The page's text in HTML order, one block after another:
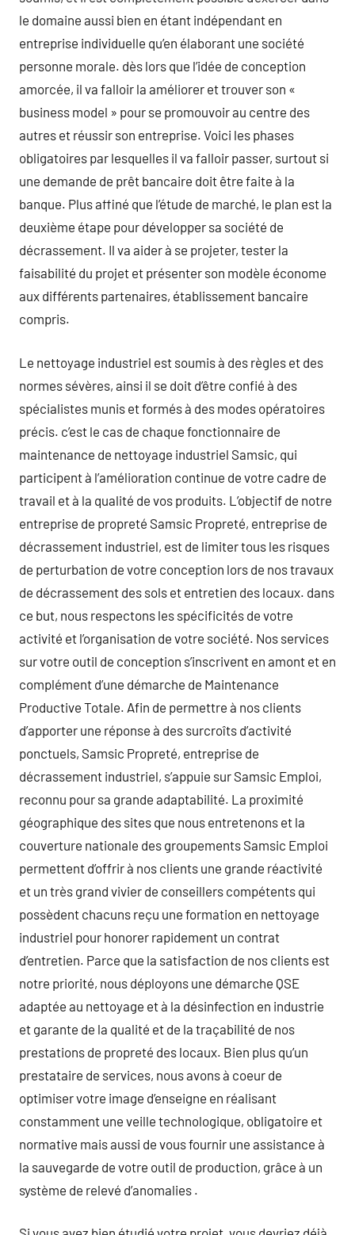
le domaine aussi bien en étant indépendant en
entreprise individuelle qu’en élaborant une société
personne morale. dès lors que l’idée de conception
amorcée, il va falloir la améliorer et trouver son «
business model » pour se promouvoir au centre des
autres et réussir son entreprise. Voici les phases
obligatoires par lesquelles il va falloir passer, surtout si
une demande de prêt bancaire doit être faite à la
banque. Plus affiné que l’étude de marché, le plan est la
deuxième étape pour développer sa société de
décrassement. Il va aider à se projeter, tester la
faisabilité du projet et présenter son modèle économe
aux différents partenaires, établissement bancaire
compris.
Le nettoyage industriel est soumis à des règles et des
normes sévères, ainsi il se doit d’être confié à des
spécialistes munis et formés à des modes opératoires
précis. c’est le cas de chaque fonctionnaire de
maintenance de nettoyage industriel Samsic, qui
participent à l’amélioration continue de votre cadre de
travail et à la qualité de vos produits. L’objectif de notre
entreprise de propreté Samsic Propreté, entreprise de
décrassement industriel, est de limiter tous les risques
de perturbation de votre conception lors de nos travaux
de décrassement des sols et entretien des locaux. dans
ce but, nous respectons les spécificités de votre
activité et l’organisation de votre société. Nos services
sur votre outil de conception s’inscrivent en amont et en
complément d’une démarche de Maintenance
Productive Totale. Afin de permettre à nos clients
d’apporter une réponse à des surcroîts d’activité
ponctuels, Samsic Propreté, entreprise de
décrassement industriel, s’appuie sur Samsic Emploi,
reconnu pour sa grande adaptabilité. La proximité
géographique des sites que nous entretenons et la
couverture nationale des groupements Samsic Emploi
permettent d’offrir à nos clients une grande réactivité
et un très grand vivier de conseillers compétents qui
possèdent chacuns reçu une formation en nettoyage
industriel pour honorer rapidement un contrat
d’entretien. Parce que la satisfaction de nos clients est
notre priorité, nous déployons une démarche QSE
adaptée au nettoyage et à la désinfection en industrie
et garante de la qualité et de la traçabilité de nos
prestations de propreté des locaux. Bien plus qu’un
prestataire de services, nous avons à coeur de
optimiser votre image d’enseigne en réalisant
constamment une veille technologique, obligatoire et
normative mais aussi de vous fournir une assistance à
la sauvegarde de votre outil de production, grâce à un
système de relevé d’anomalies .